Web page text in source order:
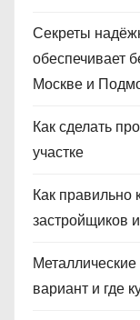
Секреты
обеспечивает
Москве и
Как сделать
участке
Как правильно
застройщиков
вариант и где